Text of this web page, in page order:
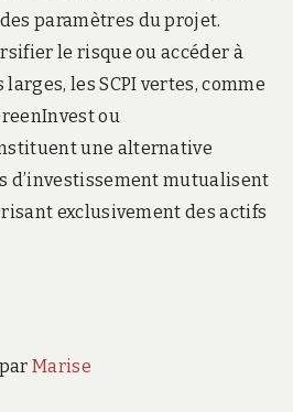
paramètres du projet.
le risque ou accéder à
les SCPI vertes, comme
ou
une alternative
d’investissement mutualisent
exclusivement des actifs
Marise